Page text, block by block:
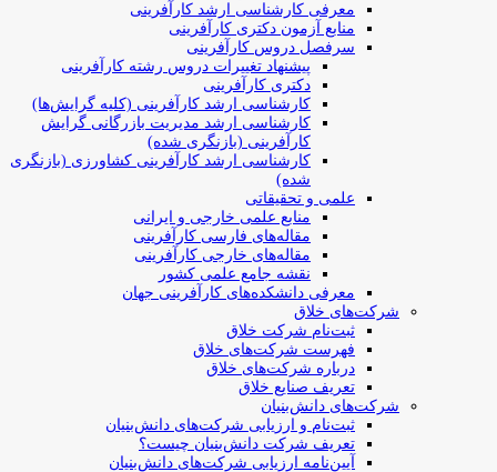
معرفی کارشناسی ارشد کارآفرینی
منابع آزمون دکتری کارآفرینی
سرفصل دروس کارآفرینی
پیشنهاد تغییرات دروس رشته کارآفرینی
دکتری کارآفرینی
کارشناسی ارشد کارآفرینی (کلیه گرایش‌ها)
کارشناسی ارشد مدیریت بازرگانی گرایش
کارآفرینی (بازنگری شده)
کارشناسی ارشد کارآفرینی کشاورزی (بازنگری
شده)
علمی و تحقیقاتی
منابع علمی خارجی و ایرانی
مقاله‌های فارسی کارآفرینی
مقاله‌های خارجی کارآفرینی
نقشه جامع علمی کشور
معرفی دانشکده‌های کارآفرینی جهان
شرکت‌های خلاق
ثبت‌نام شرکت خلاق
فهرست شرکت‌های خلاق
درباره شرکت‌های خلاق
تعریف صنایع خلاق
شرکت‌های دانش‌بنیان
ثبت‌نام و ارزیابی شرکت‌های دانش‌بنیان
تعریف شرکت دانش‌بنیان چیست؟
آیین‌نامه ارزیابی شرکت‌های دانش‌بنیان